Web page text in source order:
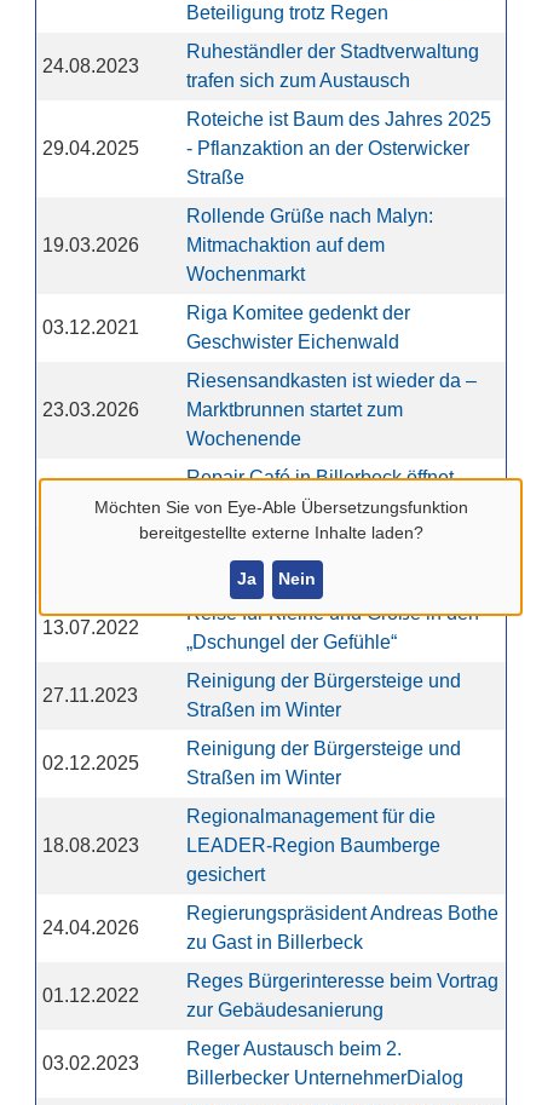
Möchten Sie von Eye-Able Übersetzungsfunktion
bereitgestellte externe Inhalte laden?
Ja Nein
Beteiligung trotz Regen
24.08.2023
Ruheständler der Stadtverwaltung
trafen sich zum Austausch
29.04.2025
Roteiche ist Baum des Jahres 2025
- Pflanzaktion an der Osterwicker
Straße
19.03.2026
Rollende Grüße nach Malyn:
Mitmachaktion auf dem
Wochenmarkt
03.12.2021
Riga Komitee gedenkt der
Geschwister Eichenwald
23.03.2026
Riesensandkasten ist wieder da –
Marktbrunnen startet zum
Wochenende
Repair Café in Billerbeck öffnet
wieder am 24. Juni
Renaturierung der Berkel in
Billerbeck abgeschlossen
13.07.2022
Reise für Kleine und Große in den
„Dschungel der Gefühle“
27.11.2023
Reinigung der Bürgersteige und
Straßen im Winter
02.12.2025
Reinigung der Bürgersteige und
Straßen im Winter
18.08.2023
Regionalmanagement für die
LEADER-Region Baumberge
gesichert
24.04.2026
Regierungspräsident Andreas Bothe
zu Gast in Billerbeck
01.12.2022
Reges Bürgerinteresse beim Vortrag
zur Gebäudesanierung
03.02.2023
Reger Austausch beim 2.
Billerbecker UnternehmerDialog